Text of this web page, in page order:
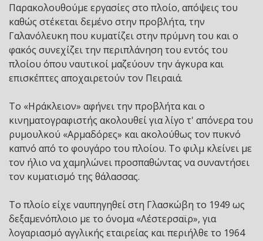
Παρακολουθούμε εργασίες στο πλοίο, απόψεις του
καθώς στέκεται δεμένο στην προβλήτα, την
Γαλανόλευκη που κυματίζει στην πρύμνη του και ο
φακός συνεχίζει την περιπλάνηση του εντός του
πλοίου όπου ναυτικοί μαζεύουν την άγκυρα και
επισκέπτες αποχαιρετούν τον Πειραιά.
Το «Ηράκλειον» αφήνει την προβλήτα και ο
κινηματογραφιστής ακολουθεί για λίγο τ' απόνερα του
ρυμουλκού «Αρμαδόρες» και ακολούθως τον πυκνό
καπνό από το φουγάρο του πλοίου. Το φιλμ κλείνει με
τον ήλιο να χαμηλώνει προσπαθώντας να συναντήσει
τον κυματισμό της θάλασσας.
Το πλοίο είχε ναυπηγηθεί στη Γλασκώβη το 1949 ως
δεξαμενόπλοιο με το όνομα «Λέστερσαϊρ», για
λογαριασμό αγγλικής εταιρείας και περιήλθε το 1964